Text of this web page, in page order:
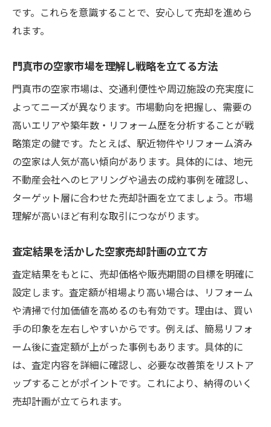
です。これらを意識することで、安心して売却を進めら
れます。
門真市の空家市場を理解し戦略を立てる方法
門真市の空家市場は、交通利便性や周辺施設の充実度に
よってニーズが異なります。市場動向を把握し、需要の
高いエリアや築年数・リフォーム歴を分析することが戦
略策定の鍵です。たとえば、駅近物件やリフォーム済み
の空家は人気が高い傾向があります。具体的には、地元
不動産会社へのヒアリングや過去の成約事例を確認し、
ターゲット層に合わせた売却計画を立てましょう。市場
理解が高いほど有利な取引につながります。
査定結果を活かした空家売却計画の立て方
査定結果をもとに、売却価格や販売期間の目標を明確に
設定します。査定額が相場より高い場合は、リフォーム
や清掃で付加価値を高めるのも有効です。理由は、買い
手の印象を左右しやすいからです。例えば、簡易リフォ
ーム後に査定額が上がった事例もあります。具体的に
は、査定内容を詳細に確認し、必要な改善策をリストア
ップすることがポイントです。これにより、納得のいく
売却計画が立てられます。